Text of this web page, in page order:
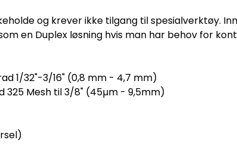
og krever ikke tilgang til spesialverktøy.
en Duplex løsning hvis man har behov for
1/32"-3/16" (0,8 mm - 4,7 mm)
325 Mesh til 3/8" (45µm - 9,5mm)